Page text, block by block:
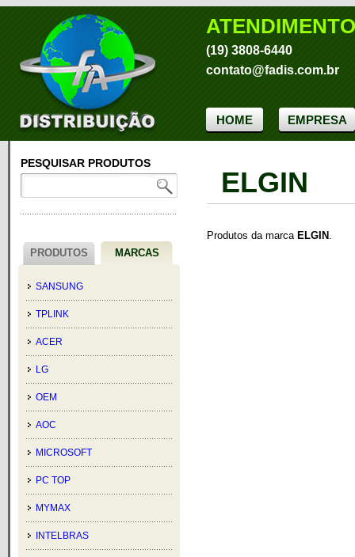
ATENDIMENTO
(19) 3808-6440
contato@fadis.com.br
HOME EMPRESA
PESQUISAR PRODUTOS
PRODUTOS MARCAS
SANSUNG
TPLINK
ACER
LG
OEM
AOC
MICROSOFT
PC TOP
MYMAX
INTELBRAS
ELGIN
Produtos da marca ELGIN .